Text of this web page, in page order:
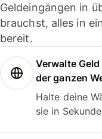
Geldeingängen in
brauchst, alles in
bereit.
Verwalte
der ganzen
Halte deine
sie in